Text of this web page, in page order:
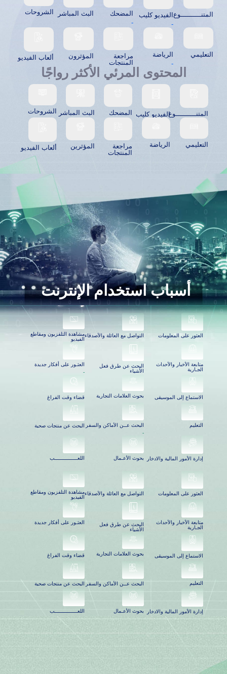
المتنــــــــــوعالفيديو كليب
-
المضحك
-
البث المباشر الشروحات
التعليمي
الرياضة
-
مراجعة
المنتجات
المؤثرون ألعاب الفيديو
المحتوى المرئي الأكثر رواجًا
المتنــــــــــوعالفيديو كليب المضحك البث المباشر الشروحات
التعليمي الرياضة
مراجعة
المنتجات
المؤثرين ألعاب الفيديو
أسباب استخدام الإنترنت
العثور على المعلومات التواصل مع العائلة والأصدقاءمشاهدة التلفزيون ومقاطع
الفيديو
متابعة الأخبار والأحداث
الجـارية
البحث عن طرق فعل
الأشياء
العثـور على أفكار جديدة
-
الاستماع إلى الموسيقى بحوث العلامات التجارية قضاء وقت الفراغ
التعليم
البحث عــن الأماكن والسفر
-
البحث عن منتجات صحية
إدارة الأمور المالية والادخار بحوث الأعـمال اللعـــــــــــــــب
العثور على المعلومات التواصل مع العائلة والأصدقاءمشاهدة التلفزيون ومقاطع
الفيديو
متابعة الأخبار والأحداث
الجـارية
البحث عن طرق فعل
الأشياء
العثـور على أفكار جديدة
الاستماع إلى الموسيقى بحوث العلامات التجارية قضاء وقت الفراغ
التعليم البحث عــن الأماكن والسفر البحث عن منتجات صحية
إدارة الأمور المالية والادخار بحوث الأعـمال اللعـــــــــــــــب